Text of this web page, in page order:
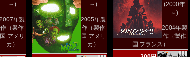
～)
2007年製
作（製作
国 アメリ
カ）
～)
2005年製
作（製作
国 アメリ
カ）
(2000年
～)
2004年製
作（製作
国 フランス）